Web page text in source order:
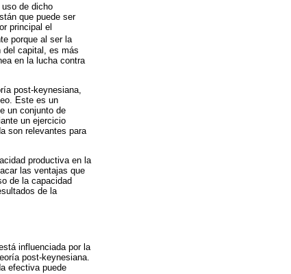
de dicho
que puede ser
principal el
porque al ser la
del capital, es más
en la lucha contra
post-keynesiana,
Este es un
un conjunto de
un ejercicio
son relevantes para
productiva en la
las ventajas que
de la capacidad
de la
influenciada por la
post-keynesiana.
efectiva puede